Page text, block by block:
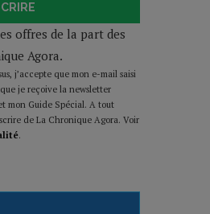
offres de la part des
Agora.
j’accepte que mon e-mail saisi
je reçoive la newsletter
mon Guide Spécial. A tout
de La Chronique Agora. Voir
.